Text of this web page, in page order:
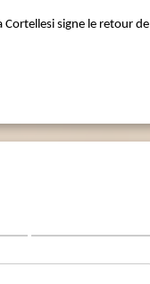
signe le retour de